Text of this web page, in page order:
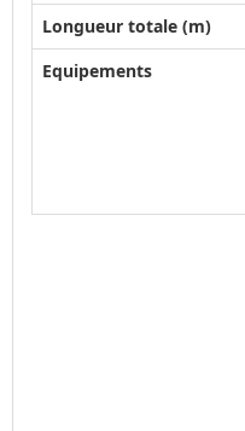
Longueur totale (m)
Equipements